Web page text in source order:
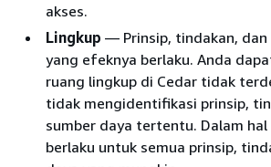
akses.
Lingkup — Prinsip, tindakan, dan
yang efeknya berlaku. Anda
ruang lingkup di Cedar tidak
tidak mengidentifikasi prinsip,
sumber daya tertentu. Dalam hal
berlaku untuk semua prinsip,